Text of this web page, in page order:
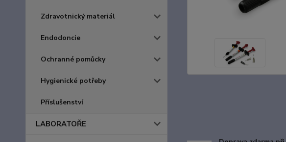
Zdravotnický materiál
Endodoncie
Ochranné pomůcky
Hygienické potřeby
Příslušenství
LABORATOŘE